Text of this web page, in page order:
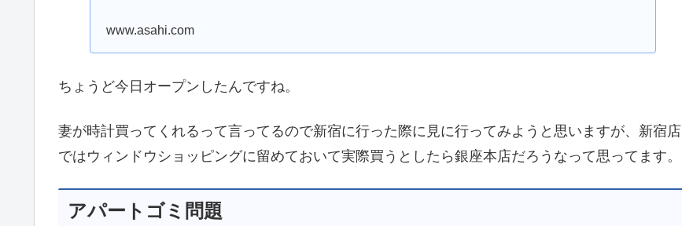
www.asahi.com
ちょうど今日オープンしたんですね。
妻が時計買ってくれるって言ってるので新宿に行った際に見に行ってみようと思いますが、新宿店
ではウィンドウショッピングに留めておいて実際買うとしたら銀座本店だろうなって思ってます。
アパートゴミ問題